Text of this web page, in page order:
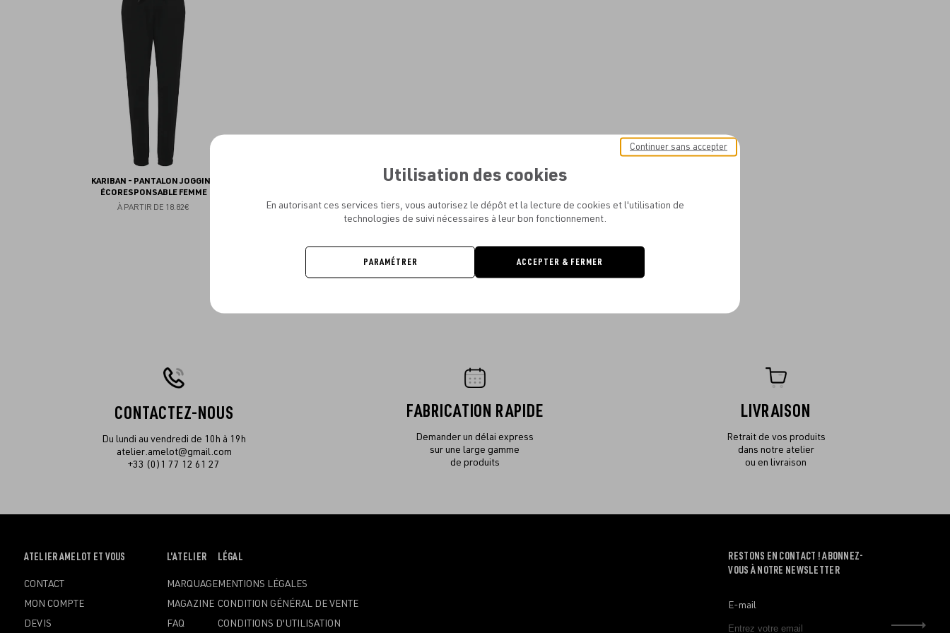
KARIBAN - PANTALON JOGGING
ÉCORESPONSABLE FEMME
À PARTIR DE 18.82€
CONTACTEZ-NOUS
Du lundi au vendredi de 10h à 19h
atelier.amelot@gmail.com
+33 (0)1 77 12 61 27
FABRICATION RAPIDE
Demander un délai express
sur une large gamme
de produits
LIVRAISON
Retrait de vos produits
dans notre atelier
ou en livraison
OUVRIR
MENU
ATELIER AMELOT ET VOUS
CONTACT
MON COMPTE
DEVIS
OUVRIR
MENU
L'ATELIER
MARQUAGE
MAGAZINE
FAQ
OUVRIR
MENU
LÉGAL
MENTIONS LÉGALES
CONDITION GÉNÉRAL DE VENTE
CONDITIONS D'UTILISATION
RESTONS EN CONTACT ! ABONNEZ-
VOUS À NOTRE NEWSLETTER
E-mail
Utilisation des cookies
En autorisant ces services tiers, vous autorisez le dépôt et la lecture de cookies et l'utilisation de
technologies de suivi nécessaires à leur bon fonctionnement.
Continuer sans accepter
PARAMÉTRER ACCEPTER & FERMER